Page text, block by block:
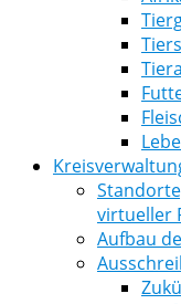
virtueller
Aufbau